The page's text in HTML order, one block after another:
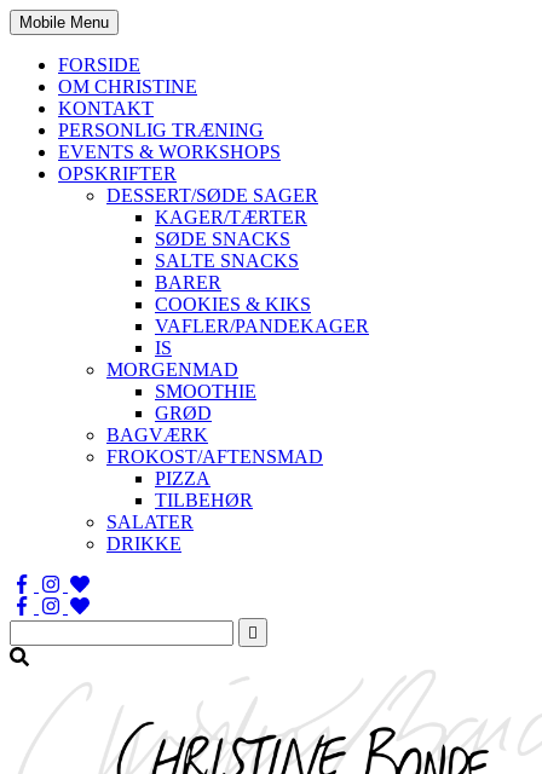
Mobile Menu
FORSIDE
OM CHRISTINE
KONTAKT
PERSONLIG TRÆNING
EVENTS & WORKSHOPS
OPSKRIFTER
DESSERT/SØDE SAGER
KAGER/TÆRTER
SØDE SNACKS
SALTE SNACKS
BARER
COOKIES & KIKS
VAFLER/PANDEKAGER
IS
MORGENMAD
SMOOTHIE
GRØD
BAGVÆRK
FROKOST/AFTENSMAD
PIZZA
TILBEHØR
SALATER
DRIKKE
Søg
efter: